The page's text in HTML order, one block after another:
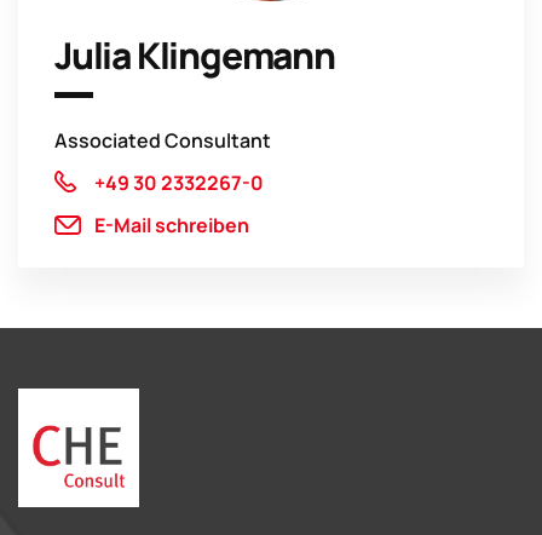
Julia Klingemann
Associated Consultant
+49 30 2332267-0
E-Mail schreiben